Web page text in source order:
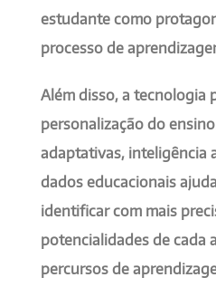
estudante como
processo de
Além disso, a tecnologia
personalização do
adaptativas, inteligência
dados educacionais
identificar com mais
potencialidades de cada
percursos de